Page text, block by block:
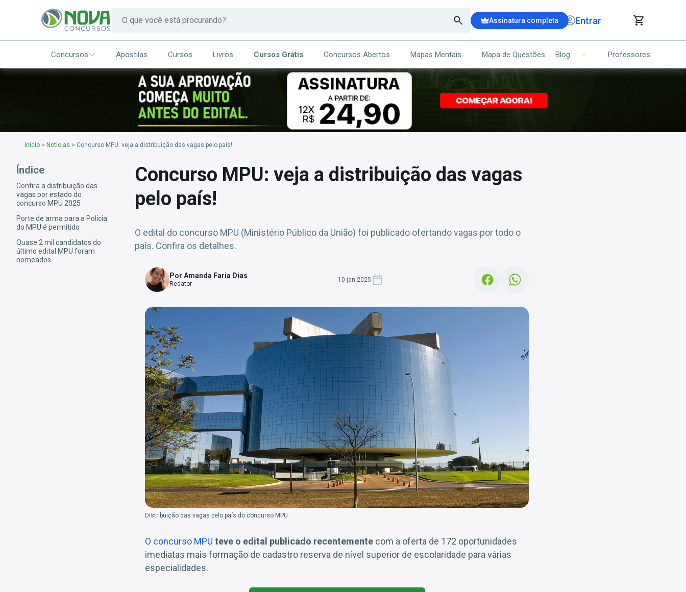
Assinatura completa Entrar
CARRINHO DE COMPRAS
ITENS (00)
Ops!
Seu carrinho ainda está vazio.
Concursos Apostilas Cursos Livros Cursos Grátis Concursos Abertos Mapas Mentais Mapa de Questões Blog Professores
Início > Notícias > Concurso MPU: veja a distribuição das vagas pelo país!
Índice
Confira a distribuição das
vagas por estado do
concurso MPU 2025
Porte de arma para a Polícia
do MPU é permitido
Quase 2 mil candidatos do
último edital MPU foram
nomeados
Concurso MPU: veja a distribuição das vagas
pelo país!
O edital do concurso MPU (Ministério Público da União) foi publicado ofertando vagas por todo o
país. Confira os detalhes.
Por Amanda Faria Dias
Redator
10 jan 2025
Distribuição das vagas pelo país do concurso MPU
O concurso MPU teve o edital publicado recentemente com a oferta de 172 oportunidades
imediatas mais formação de cadastro reserva de nível superior de escolaridade para várias
especialidades.